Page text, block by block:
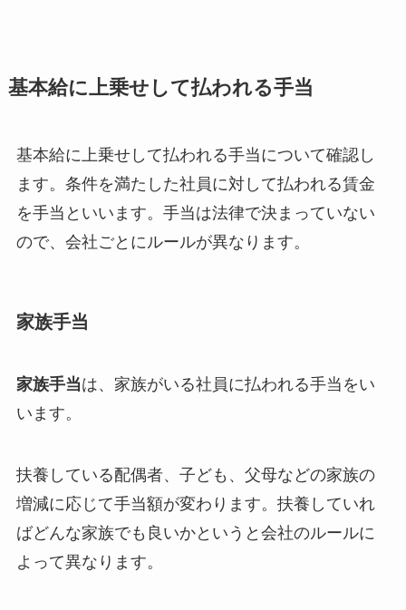
基本給に上乗せして払われる手当
基本給に上乗せして払われる手当について確認し
ます。条件を満たした社員に対して払われる賃金
を手当といいます。手当は法律で決まっていない
ので、会社ごとにルールが異なります。
家族手当
家族手当は、家族がいる社員に払われる手当をい
います。
扶養している配偶者、子ども、父母などの家族の
増減に応じて手当額が変わります。扶養していれ
ばどんな家族でも良いかというと会社のルールに
よって異なります。